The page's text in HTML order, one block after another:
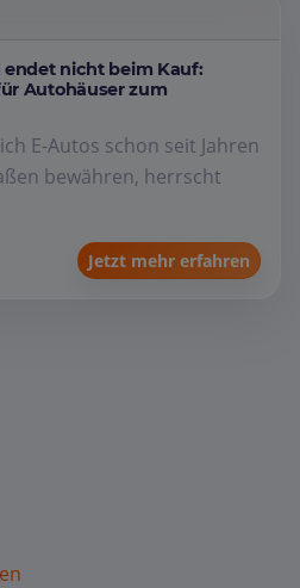
nicht beim Kauf:
Autohäuser zum
E-Autos schon seit Jahren
bewähren, herrscht
Jetzt mehr erfahren